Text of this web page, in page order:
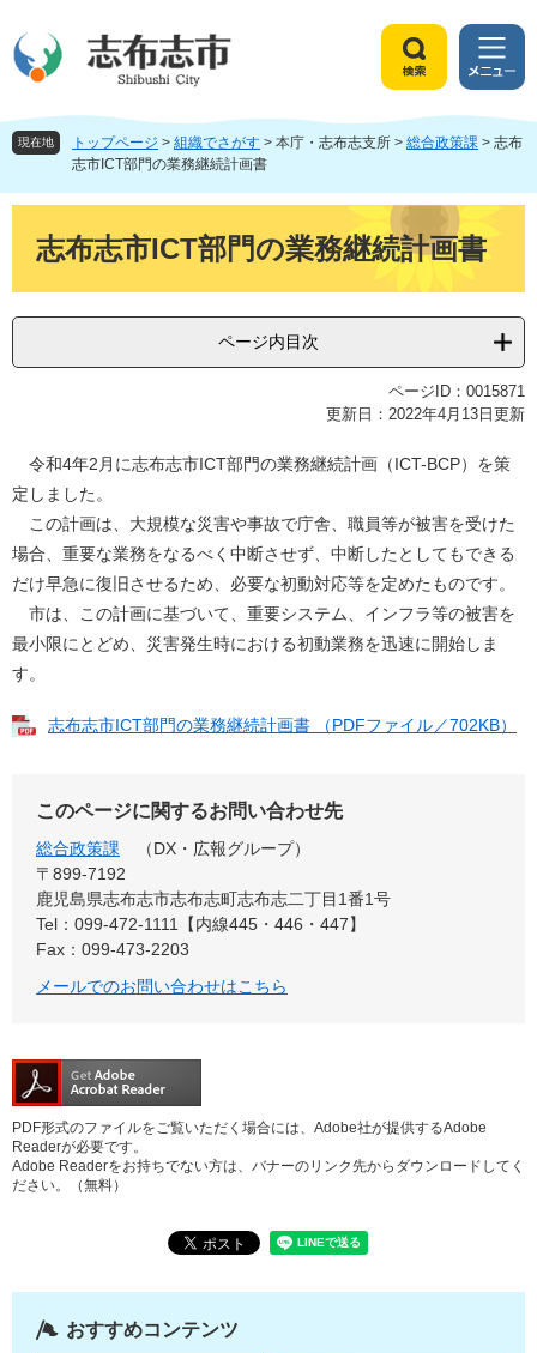
ジ
頭
ュ
飛
へ
索
メ
ニ
ュ
ー
現在地 トップページ > 組織でさがす > 本庁・志布志支所 > 総合政策課 > 志布
志市ICT部門の業務継続計画書
志布志市ICT部門の業務継続計画書
ページ内目次
ページID：0015871
更新日：2022年4月13日更新
令和4年2月に志布志市ICT部門の業務継続計画（ICT-BCP）を策
定しました。
この計画は、大規模な災害や事故で庁舎、職員等が被害を受けた
場合、重要な業務をなるべく中断させず、中断したとしてもできる
だけ早急に復旧させるため、必要な初動対応等を定めたものです。
市は、この計画に基づいて、重要システム、インフラ等の被害を
最小限にとどめ、災害発生時における初動業務を迅速に開始しま
す。
志布志市ICT部門の業務継続計画書 （PDFファイル／702KB）
このページに関するお問い合わせ先
総合政策課
DX・広報グループ
〒899‐7192
鹿児島県志布志市志布志町志布志二丁目1番1号
Tel：099-472-1111【内線445・446・447】
Fax：099-473-2203
メールでのお問い合わせはこちら
PDF形式のファイルをご覧いただく場合には、Adobe社が提供するAdobe
Readerが必要です。
Adobe Readerをお持ちでない方は、バナーのリンク先からダウンロードしてく
ださい。（無料）
おすすめコンテンツ